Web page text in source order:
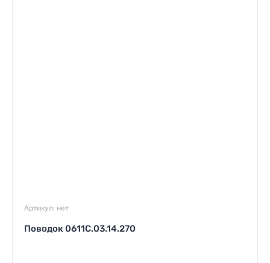
Артикул: нет
Поводок 0611С.03.14.270